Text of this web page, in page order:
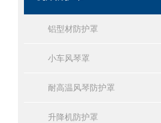
铝型材防护罩
小车风琴罩
耐高温风琴防护罩
升降机防护罩